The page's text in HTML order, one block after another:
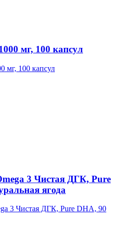
мг, 100 капсул
3 Чистая ДГК, Pure
ягода